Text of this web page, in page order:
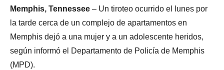
Memphis, Tennessee – Un tiroteo ocurrido el lunes por
la tarde cerca de un complejo de apartamentos en
Memphis dejó a una mujer y a un adolescente heridos,
según informó el Departamento de Policía de Memphis
(MPD).